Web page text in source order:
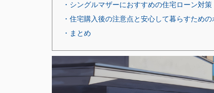
・シングルマザーにおすすめの住宅ローン対策
・住宅購入後の注意点と安心して暮らすための
・まとめ